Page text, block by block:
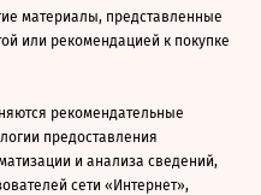
материалы, представленные
или рекомендацией к покупке
рекомендательные
предоставления
и анализа сведений,
сети «Интернет»,